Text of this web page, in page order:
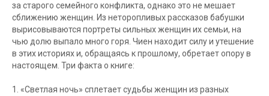
за старого семейного конфликта, однако это не мешает
сближению женщин. Из неторопливых рассказов бабушки
вырисовываются портреты сильных женщин их семьи, на
чью долю выпало много горя. Чиен находит силу и утешение
в этих историях и, обращаясь к прошлому, обретает опору в
настоящем. Три факта о книге:
1. «Светлая ночь» сплетает судьбы женщин из разных